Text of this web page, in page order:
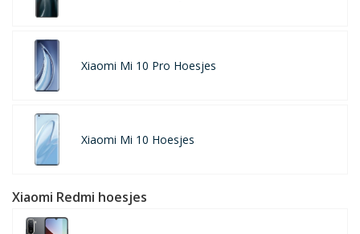
Xiaomi Mi 10 Pro Hoesjes
Xiaomi Mi 10 Hoesjes
Xiaomi Redmi hoesjes